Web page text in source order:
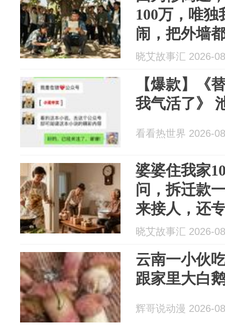
100万，唯
闹，把外墙
个月后工程
晓艾故事汇 2026-
【爆款】《
我气活了》
看看热世界 2026-
婆婆住我家
问，拆迁款
来接人，还
婆冷脸：您
晓艾故事汇 2026-
云南一小伙
跟家里大白
辉哥说动漫 2026-